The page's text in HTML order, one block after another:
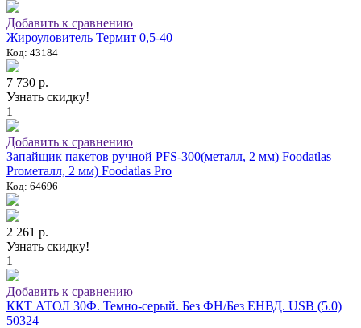
Добавить к сравнению
Жироуловитель Термит 0,5-40
Код: 43184
7 730 р.
Узнать скидку!
1
Добавить к сравнению
Запайщик пакетов ручной PFS-300(металл, 2 мм) Foodatlas
Proметалл, 2 мм) Foodatlas Pro
Код: 64696
2 261 р.
Узнать скидку!
1
Добавить к сравнению
ККТ АТОЛ 30Ф. Темно-серый. Без ФН/Без ЕНВД. USB (5.0)
50324